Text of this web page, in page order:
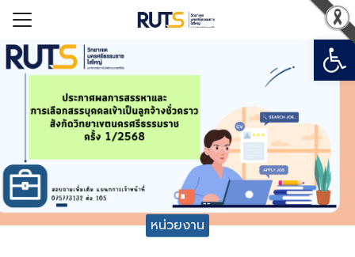
บมหาวิทยาลัยฯ
ารสนเทศ
หาวิทยาลัย
รียน
Search for:
หน่วยงาน